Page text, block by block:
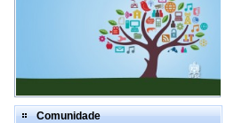
Comunidade